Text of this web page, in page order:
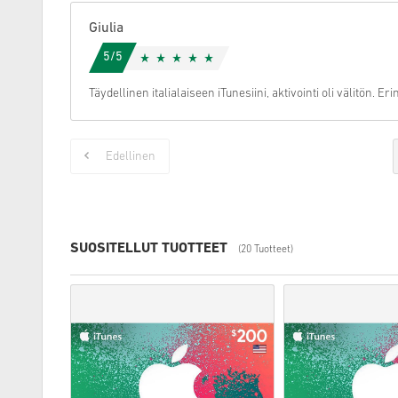
Giulia
5/5
Täydellinen italialaiseen iTunesiini, aktivointi oli välitön.
Edellinen
SUOSITELLUT TUOTTEET (20 Tuotteet)